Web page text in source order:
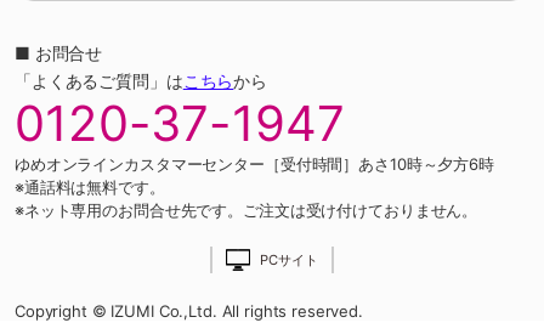
■ お問合せ
「よくあるご質問」はこちらから
0120-37-1947
ゆめオンラインカスタマーセンター［受付時間］あさ10時～夕方6時
※通話料は無料です。
※ネット専用のお問合せ先です。ご注文は受け付けておりません。
PCサイト
Copyright © IZUMI Co.,Ltd. All rights reserved.